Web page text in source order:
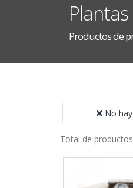
Productos de
No
Total de